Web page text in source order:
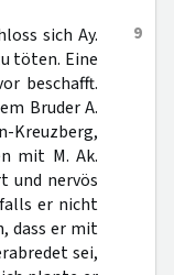
9
sich Ay.
töten. Eine
beschafft.
Bruder A.
mit M. Ak.
und nervös
er nicht
dass er mit
sei,